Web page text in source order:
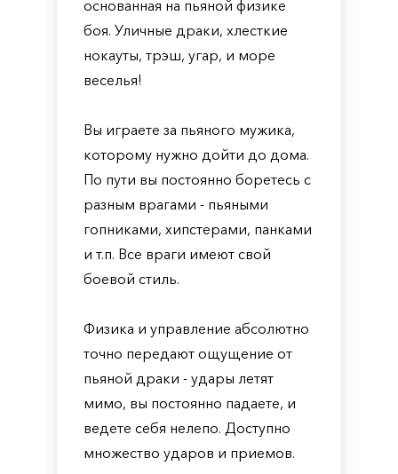
основанная на пьяной физике
боя. Уличные драки, хлесткие
нокауты, трэш, угар, и море
веселья!
Вы играете за пьяного мужика,
которому нужно дойти до дома.
По пути вы постоянно боретесь с
разным врагами - пьяными
гопниками, хипстерами, панками
и т.п. Все враги имеют свой
боевой стиль.
Физика и управление абсолютно
точно передают ощущение от
пьяной драки - удары летят
мимо, вы постоянно падаете, и
ведете себя нелепо. Доступно
множество ударов и приемов.